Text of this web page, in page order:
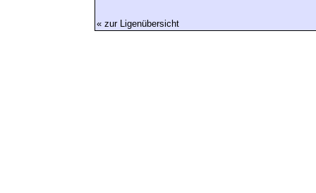
« zur Ligenübersicht